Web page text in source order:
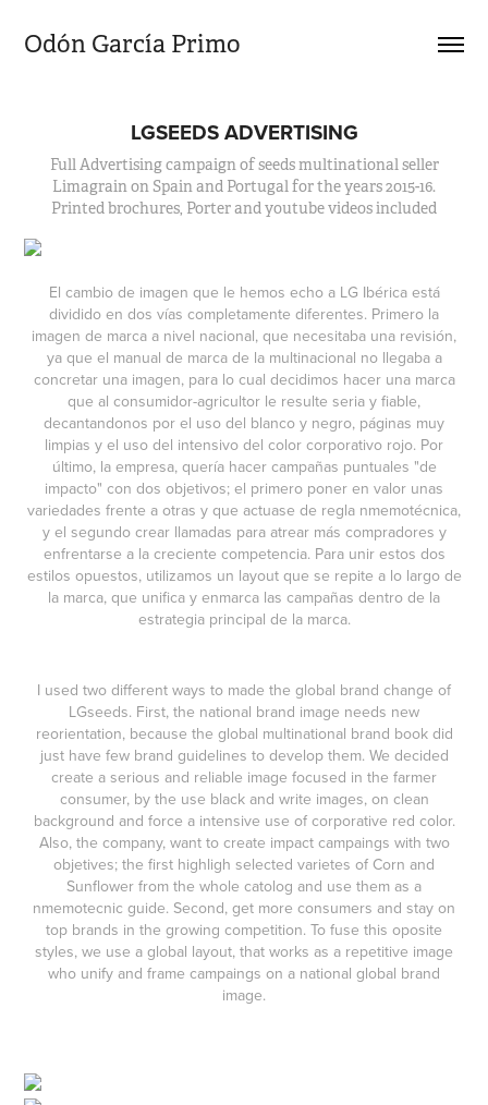
Odón García Primo
LGSEEDS ADVERTISING
Full Advertising campaign of seeds multinational seller
Limagrain on Spain and Portugal for the years 2015-16.
Printed brochures, Porter and youtube videos included
El cambio de imagen que le hemos echo a LG Ibérica está
dividido en dos vías completamente diferentes. Primero la
imagen de marca a nivel nacional, que necesitaba una revisión,
ya que el manual de marca de la multinacional no llegaba a
concretar una imagen, para lo cual decidimos hacer una marca
que al consumidor-agricultor le resulte seria y fiable,
decantandonos por el uso del blanco y negro, páginas muy
limpias y el uso del intensivo del color corporativo rojo. Por
último, la empresa, quería hacer campañas puntuales "de
impacto" con dos objetivos; el primero poner en valor unas
variedades frente a otras y que actuase de regla nmemotécnica,
y el segundo crear llamadas para atrear más compradores y
enfrentarse a la creciente competencia. Para unir estos dos
estilos opuestos, utilizamos un layout que se repite a lo largo de
la marca, que unifica y enmarca las campañas dentro de la
estrategia principal de la marca.
I used two different ways to made the global brand change of
LGseeds. First, the national brand image needs new
reorientation, because the global multinational brand book did
just have few brand guidelines to develop them. We decided
create a serious and reliable image focused in the farmer
consumer, by the use black and write images, on clean
background and force a intensive use of corporative red color.
Also, the company, want to create impact campaings with two
objetives; the first highligh selected varietes of Corn and
Sunflower from the whole catolog and use them as a
nmemotecnic guide. Second, get more consumers and stay on
top brands in the growing competition. To fuse this oposite
styles, we use a global layout, that works as a repetitive image
who unify and frame campaings on a national global brand
image.